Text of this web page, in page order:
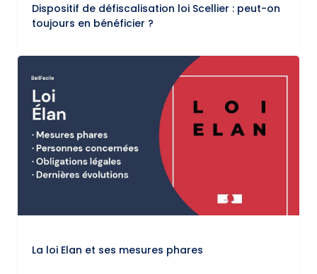
Dispositif de défiscalisation loi Scellier : peut-on
toujours en bénéficier ?
La loi Elan et ses mesures phares